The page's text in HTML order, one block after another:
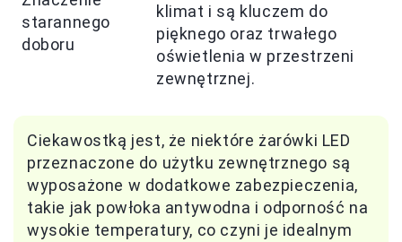
starannego
doboru
klimat i są kluczem do
pięknego oraz trwałego
oświetlenia w przestrzeni
zewnętrznej.
Ciekawostką jest, że niektóre żarówki LED
przeznaczone do użytku zewnętrznego są
wyposażone w dodatkowe zabezpieczenia,
takie jak powłoka antywodna i odporność na
wysokie temperatury, co czyni je idealnym